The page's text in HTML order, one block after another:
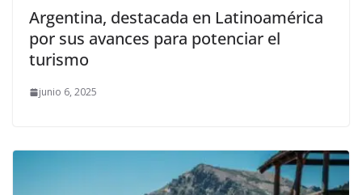
Argentina, destacada en Latinoamérica
por sus avances para potenciar el
turismo
junio 6, 2025